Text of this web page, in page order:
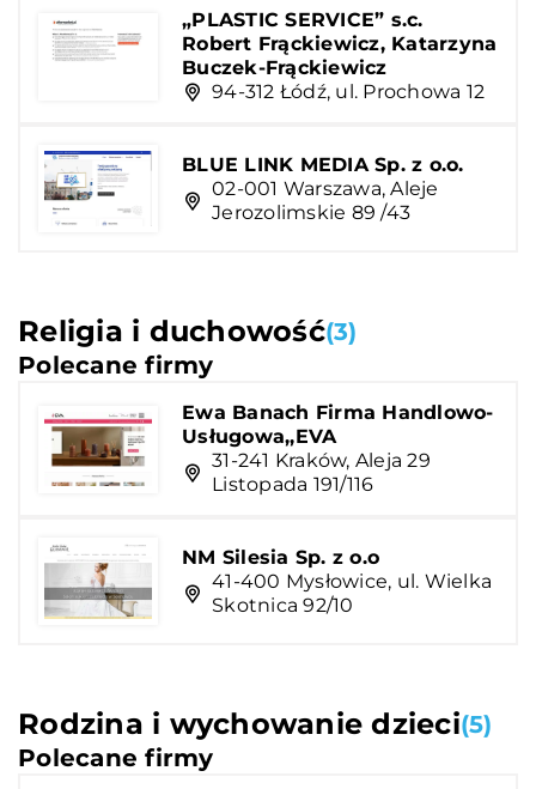
„PLASTIC SERVICE” s.c.
Robert Frąckiewicz, Katarzyna
Buczek-Frąckiewicz
94-312 Łódź, ul. Prochowa 12
BLUE LINK MEDIA Sp. z o.o.
02-001 Warszawa, Aleje
Jerozolimskie 89 /43
Religia i duchowość(3)
Polecane firmy
Ewa Banach Firma Handlowo-
Usługowa,,EVA
31-241 Kraków, Aleja 29
Listopada 191/116
NM Silesia Sp. z o.o
41-400 Mysłowice, ul. Wielka
Skotnica 92/10
Rodzina i wychowanie dzieci(5)
Polecane firmy